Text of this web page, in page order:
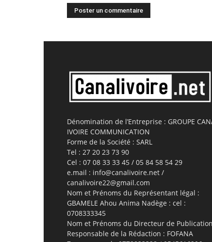
Dénomination de l’Entreprise : GROUPE
IVOIRE COMMUNICATION
Forme de la Société : SARL
Tel : 27 20 23 73 90
Cel : 07 08 33 33 45 / 05 84 58 54 29
e.mail : info@canalivoire.net /
canalivoire22@gmail.com
Nom et Prénoms du Représentant légal :
GBAMELE Ahou Anima Nadège : cel :
0708333345
Nom et Prénoms du Directeur de
Responsable de la Rédaction : FOFANA